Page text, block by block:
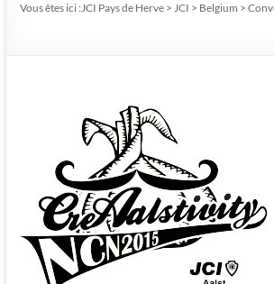
Vous êtes ici :JCI Pays de Herve >JCI > Belgium >